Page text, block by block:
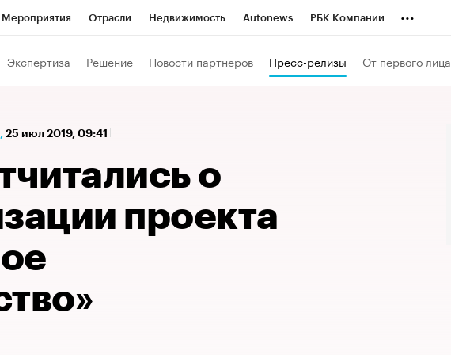
Мероприятия Отрасли Недвижимость Autonews РБК Компании ...
Экспертиза Решение Новости партнеров Пресс-релизы От первого лица
, 25 июл 2019, 09:41
о
проекта